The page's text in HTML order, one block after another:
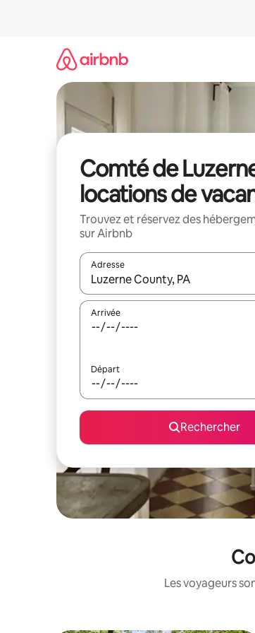
Comté de
locations de
Trouvez et réservez des
sur Airbnb
Adresse
Lorsque les résultats s'affichent,
Arrivée
Départ
Rechercher
Les voyageurs